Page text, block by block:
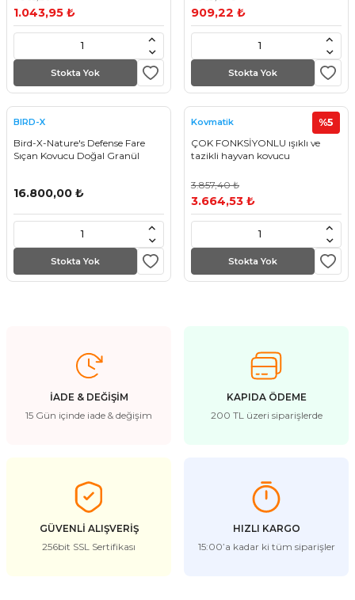
1.043,95 ₺
Stokta Yok
909,22 ₺
Stokta Yok
BIRD-X
Bird-X-Nature's Defense Fare
Sıçan Kovucu Doğal Granül
16.800,00 ₺
Stokta Yok
Kovmatik
ÇOK FONKSİYONLU ışıklı ve
tazikli hayvan kovucu
%5
3.857,40 ₺
3.664,53 ₺
Stokta Yok
İADE & DEĞİŞİM
15 Gün içinde iade & değişim
KAPIDA ÖDEME
200 TL üzeri siparişlerde
GÜVENLİ ALIŞVERİŞ
256bit SSL Sertifikası
HIZLI KARGO
15:00’a kadar ki tüm siparişler